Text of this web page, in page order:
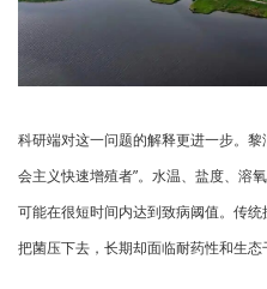
科研端对这一问题的解释更进一步。
会主义快速增殖者”。水温、盐度、溶
可能在很短时间内达到致病阈值。传
把菌压下去，长期却面临耐药性和生态